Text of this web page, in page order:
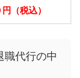
（税込）
職代行の中